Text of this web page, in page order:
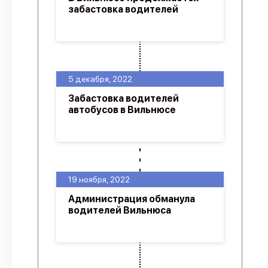
19 ноября, 2022
Администрация обманула
водителей Вильнюса
5 декабря, 2022
Забастовка водителей
автобусов в Вильнюсе
забастовка водителей